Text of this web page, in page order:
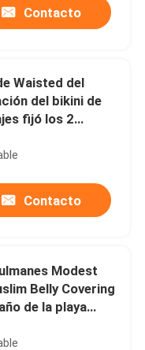
Contacto
Waisted del
del bikini de
fijó los 2
Contacto
Modest
Belly Covering
de la playa